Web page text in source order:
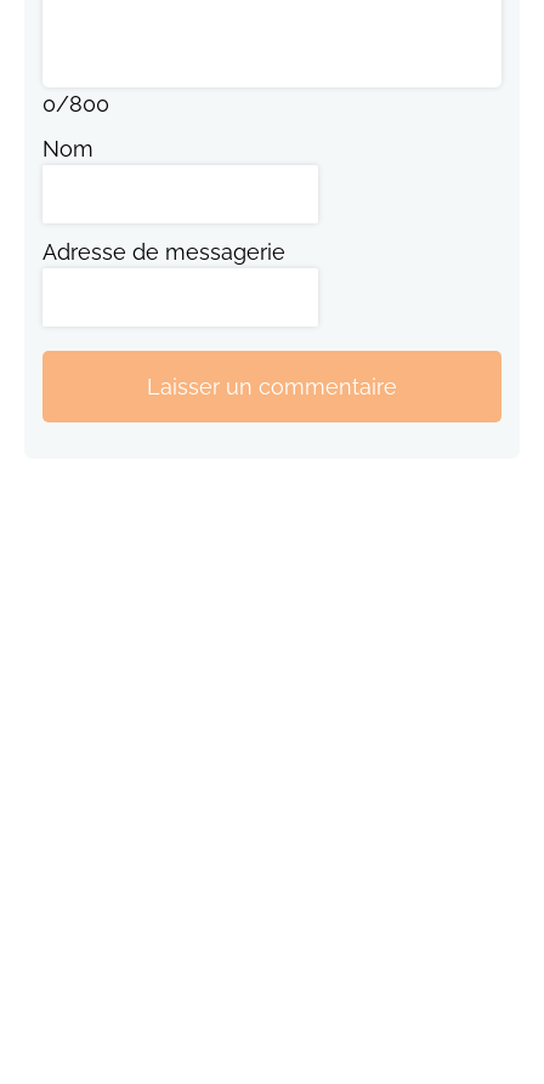
0/800
Nom
Adresse de messagerie
Laisser un commentaire